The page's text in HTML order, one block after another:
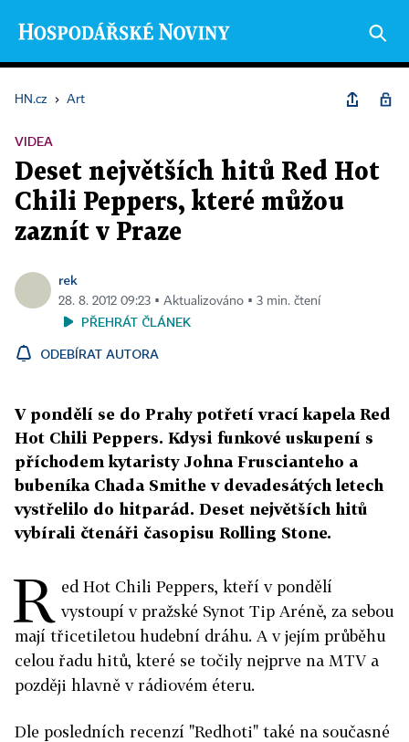
HN.cz › Art
VIDEA
Deset největších hitů Red Hot
Chili Peppers, které můžou
zaznít v Praze
rek
28. 8. 2012 09:23 ▪ Aktualizováno ▪ 3 min. čtení
PŘEHRÁT ČLÁNEK
ODEBÍRAT AUTORA
V pondělí se do Prahy potřetí vrací kapela Red
Hot Chili Peppers. Kdysi funkové uskupení s
příchodem kytaristy Johna Fruscianteho a
bubeníka Chada Smithe v devadesátých letech
vystřelilo do hitparád. Deset největších hitů
vybírali čtenáři časopisu Rolling Stone.
R ed Hot Chili Peppers, kteří v pondělí
vystoupí v pražské Synot Tip Aréně, za sebou
mají třicetiletou hudební dráhu. A v jejím průběhu
celou řadu hitů, které se točily nejprve na MTV a
později hlavně v rádiovém éteru.
Dle posledních recenzí "Redhoti" také na současné